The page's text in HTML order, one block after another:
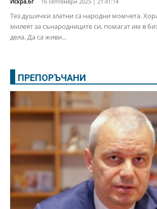
Тез душички златни са народни момчета.
милеят за сънародниците си, помагат им в
дела. Да са живи...
ПРЕПОРЪЧАНИ